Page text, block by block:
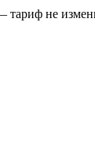
тариф не